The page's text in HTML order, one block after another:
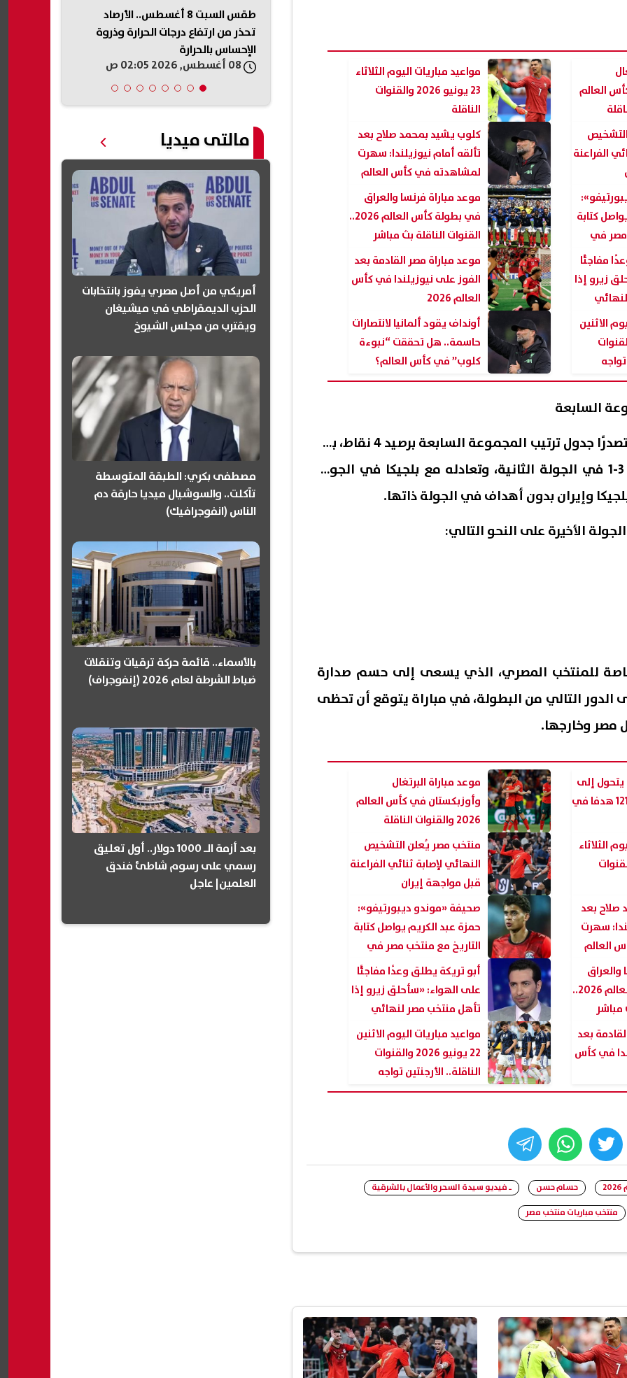
العالم
مواعيد مباريات اليوم الثلاثاء
23 يونيو 2026 والقنوات
الناقلة
الفراعنة
كلوب يشيد بمحمد صلاح بعد
تألقه أمام نيوزيلندا: سهرت
لمشاهدته في كأس العالم
كتابة
مصر في
موعد مباراة فرنسا والعراق
في بطولة كأس العالم 2026..
القنوات الناقلة بث مباشر
والمعلقين
مفاجئًا
زيرو إذا
موعد مباراة مصر القادمة بعد
الفوز على نيوزيلندا في كأس
العالم 2026
الاثنين
2026 والقنوات
أونداف يقود ألمانيا لانتصارات
حاسمة.. هل تحققت “نبوءة
كلوب” في كأس العالم؟
السابعة
ويخوض منتخب مصر اللقاء متصدرًا جدول ترتيب المجموعة السابعة برصيد 4 نقاط، بعد
فوزه على نيوزيلندا بنتيجة 3-1 في الجولة الثانية، وتعادله مع بلجيكا في الجولة
وإيران بدون أهداف في الجولة ذاتها.
الأخيرة على النحو التالي:
للمنتخب المصري، الذي يسعى إلى حسم صدارة
التالي من البطولة، في مباراة يتوقع أن تحظى
مصر وخارجها.
كأس العالم 2026 يتحول إلى
مهرجان أهداف.. 121 هدفا في
موعد مباراة البرتغال
وأوزبكستان في كأس العالم
2026 والقنوات الناقلة
الثلاثاء
2026 والقنوات
منتخب مصر يُعلن التشخيص
النهائي لإصابة ثنائي الفراعنة
قبل مواجهة إيران
بعد
سهرت
العالم
صحيفة «موندو ديبورتيفو»:
حمزة عبد الكريم يواصل كتابة
التاريخ مع منتخب مصر في
كأس العالم
والعراق
في بطولة كأس العالم 2026..
مباشر
أبو تريكة يطلق وعدًا مفاجئًا
على الهواء: «سأحلق زيرو إذا
تأهل منتخب مصر لنهائي
كأس العالم»
بعد
في كأس
مواعيد مباريات اليوم الاثنين
22 يونيو 2026 والقنوات
الناقلة.. الأرجنتين تواجه
النمسا وفرنسا في اختبار
twitter
whats
حسام حسن
ـ فيديو سيدة السحر والأعمال بالشرقية
منتخب مباريات منتخب مصر
الصيفي
07 أغسطس, 2026 11:52 م
طقس السبت 8 أغسطس.. الأرصاد
تحذر من ارتفاع درجات الحرارة وذروة
الإحساس بالحرارة
مالتى ميديا
أمريكي من أصل مصري يفوز بانتخابات
الحزب الديمقراطي في ميشيغان
ويقترب من مجلس الشيوخ
مصطفى بكري: الطبقة المتوسطة
تآكلت.. والسوشيال ميديا حارقة دم
الناس (انفوجرافيك)
بالأسماء.. قائمة حركة ترقيات وتنقلات
ضباط الشرطة لعام 2026 (إنفوجراف)
بعد أزمة الـ 1000 دولار.. أول تعليق
رسمي على رسوم شاطئ فندق
العلمين| عاجل